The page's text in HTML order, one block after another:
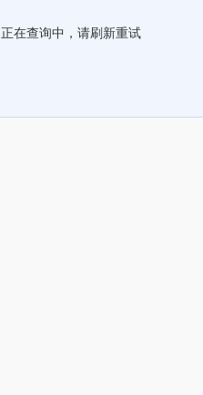
正在查询中，请刷新重试